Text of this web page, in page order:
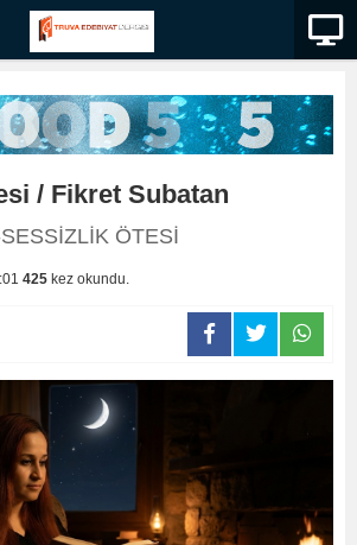
/ Fikret Subatan
ÖTESİ
425 kez okundu.